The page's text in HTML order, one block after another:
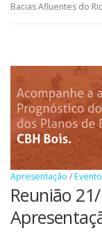
Bacias Afluentes do
Apresentação /
Reunião